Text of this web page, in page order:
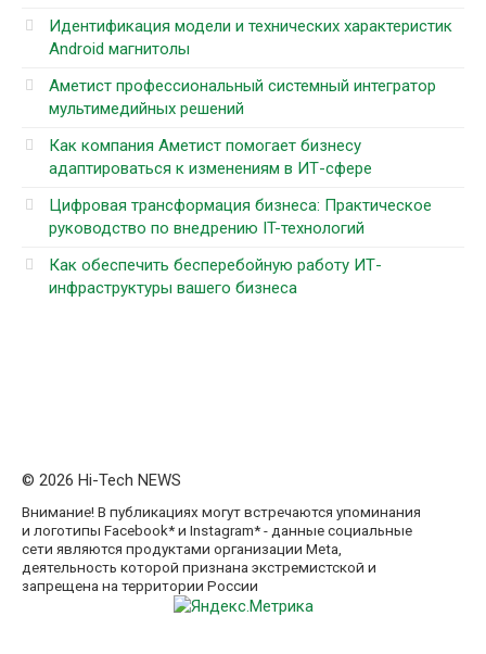
Идентификация модели и технических характеристик
Android магнитолы
Аметист профессиональный системный интегратор
мультимедийных решений
Как компания Аметист помогает бизнесу
адаптироваться к изменениям в ИТ-сфере
Цифровая трансформация бизнеса: Практическое
руководство по внедрению IT-технологий
Как обеспечить бесперебойную работу ИТ-
инфраструктуры вашего бизнеса
© 2026 Hi-Tech NEWS
Внимание! В публикациях могут встречаются упоминания
и логотипы Facebook* и Instagram* - данные социальные
сети являются продуктами организации Meta,
деятельность которой признана экстремистской и
запрещена на территории России